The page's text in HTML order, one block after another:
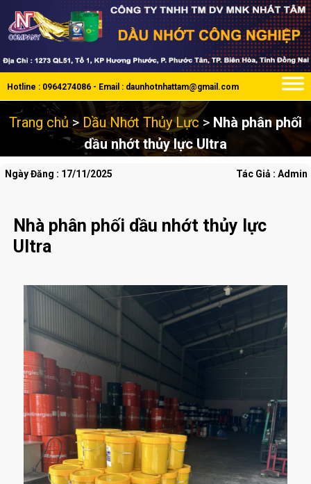
Hotline : 0964274086 - Email : daunhotnhattam@gmail.com
Trang chủ>Dầu Nhớt Thủy Lực > Nhà phân phối
dầu nhớt thủy lực Ultra
Ngày Đăng : 17/11/2025 Tác Giả : Admin
Nhà phân phối dầu nhớt thủy lực
Ultra